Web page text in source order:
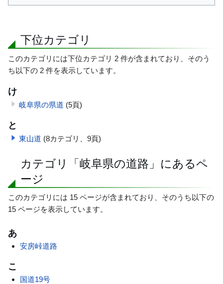
下位カテゴリ
このカテゴリには下位カテゴリ 2 件が含まれており、そのう
ち以下の 2 件を表示しています。
け
岐阜県の県道 (5頁)
と
東山道 (8カテゴリ、9頁)
カテゴリ「岐阜県の道路」にあるペ
ージ
このカテゴリには 15 ページが含まれており、そのうち以下の
15 ページを表示しています。
あ
安房峠道路
こ
国道19号